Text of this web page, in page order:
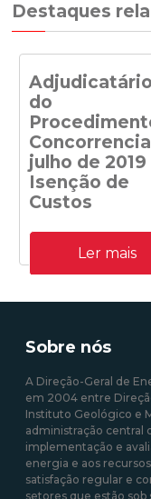
Destaques
do
julho de 2019
Isenção de
Custos
Adjudicatários do
Procedimento
Concorrencial de
capacidade de
produzida em centrais
solares fotovoltaicas -
09/09/2020 12:00:00
Ler mais
Sobre nós
A Direção-Geral de
em 2004 entre
Instituto Geológico e
administração central
implementação e
energia e aos
satisfação regular e
setores que estão sob